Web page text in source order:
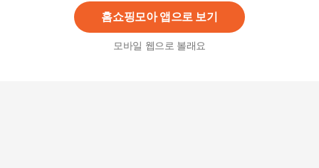
홈쇼핑모아 앱으로 보기
모바일 웹으로 볼래요